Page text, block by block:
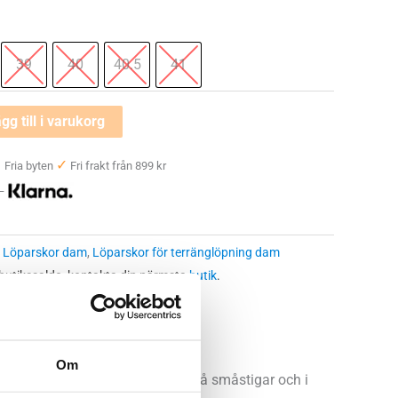
Om
39 40 40.5 41
till i varukorg
Fria byten ✓ Fri frakt från 899 kr
Löparskor dam, Löparskor för terränglöpning dam
kontakta din närmsta butik.
Den gör sig lika bra på småstigar och i